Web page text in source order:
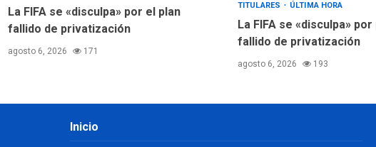
La FIFA se «disculpa» por el plan
fallido de privatización
agosto 6, 2026 171
TITULARES
ÚLTIMA HORA
La FIFA se «disculpa» por
fallido de privatización
agosto 6, 2026 193
Inicio